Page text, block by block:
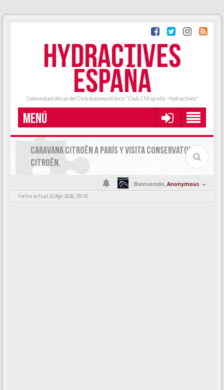
HYDRACTIVES
ESPAÑA
Comunidad oficial del Club Automovilístico "Club C5 España - Hydractives"
MENÚ
CARAVANA CITROËN A PARÍS Y VISITA CONSERVATOIRE
CITROËN.
Bienvenido,Anonymous
Fecha actual 10 Ago 2026, 09:50